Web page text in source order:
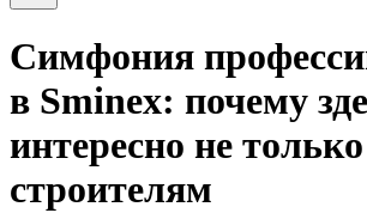
Симфония
в Sminex: почему
интересно не только
строителям